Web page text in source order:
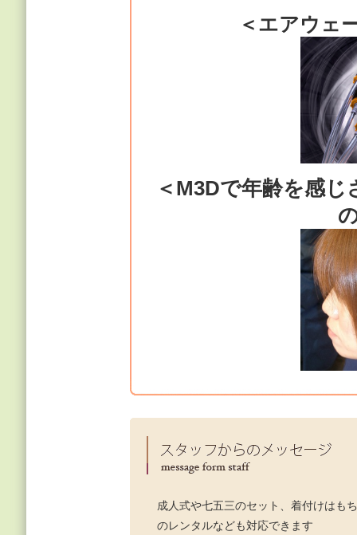
＜エアウェ
＜M3Dで年齢を感
成人式や七五三のセット、着付けはも
のレンタルなども対応できます